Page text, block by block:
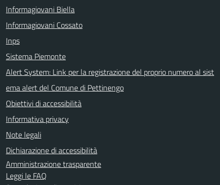
Informagiovani Biella
Informagiovani Cossato
Inps
Sistema Piemonte
Alert System: Link per la registrazione del proprio numero al sist
ema alert del Comune di Pettinengo
Obiettivi di accessibilità
Informativa privacy
Note legali
Dichiarazione di accessibilità
Amministrazione trasparente
Leggi le FAQ